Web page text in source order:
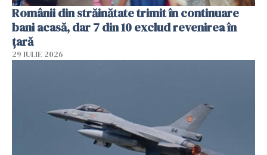
Românii din străinătate trimit în continuare
bani acasă, dar 7 din 10 exclud revenirea în
țară
29 IULIE 2026